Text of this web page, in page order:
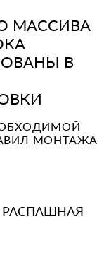
МАССИВА
В
МОНТАЖА